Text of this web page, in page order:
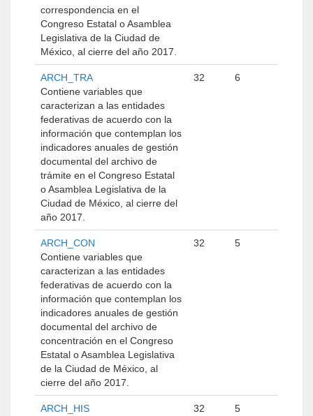
correspondencia en el
Congreso Estatal o Asamblea
Legislativa de la Ciudad de
México, al cierre del año 2017.
ARCH_TRA
Contiene variables que
caracterizan a las entidades
federativas de acuerdo con la
información que contemplan los
indicadores anuales de gestión
documental del archivo de
trámite en el Congreso Estatal
o Asamblea Legislativa de la
Ciudad de México, al cierre del
año 2017.
32 6
ARCH_CON
Contiene variables que
caracterizan a las entidades
federativas de acuerdo con la
información que contemplan los
indicadores anuales de gestión
documental del archivo de
concentración en el Congreso
Estatal o Asamblea Legislativa
de la Ciudad de México, al
cierre del año 2017.
32 5
ARCH_HIS
32 5